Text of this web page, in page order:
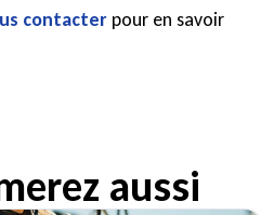
contacter pour en savoir
aussi